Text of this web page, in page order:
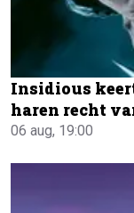
Insidious
haren recht
06 aug, 19:00